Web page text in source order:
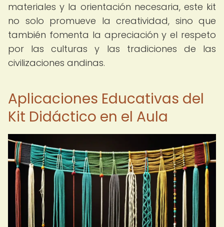
materiales y la orientación necesaria, este kit
no solo promueve la creatividad, sino que
también fomenta la apreciación y el respeto
por las culturas y las tradiciones de las
civilizaciones andinas.
Aplicaciones Educativas del
Kit Didáctico en el Aula